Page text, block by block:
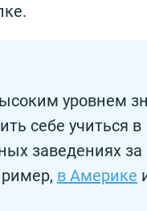
уровнем
себе учиться в
заведениях за
в Америке